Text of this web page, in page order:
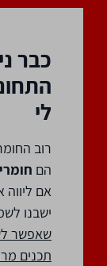
כבר
לי
רוב
הם
אם ליווה
ישבנו
שאפשר
תכנים